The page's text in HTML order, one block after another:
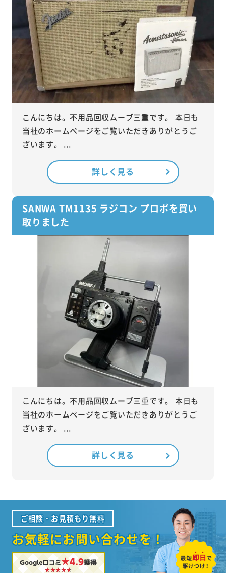
こんにちは。不用品回収ムーブ三重です。 本日も
当社のホームページをご覧いただきありがとうご
ざいます。 ...
詳しく見る
SANWA TM1135 ラジコン プロポを買い
取りました
こんにちは。不用品回収ムーブ三重です。 本日も
当社のホームページをご覧いただきありがとうご
ざいます。 ...
詳しく見る
ご相談・お見積もり無料
お気軽にお問い合わせを！
Google口コミ★4.9獲得